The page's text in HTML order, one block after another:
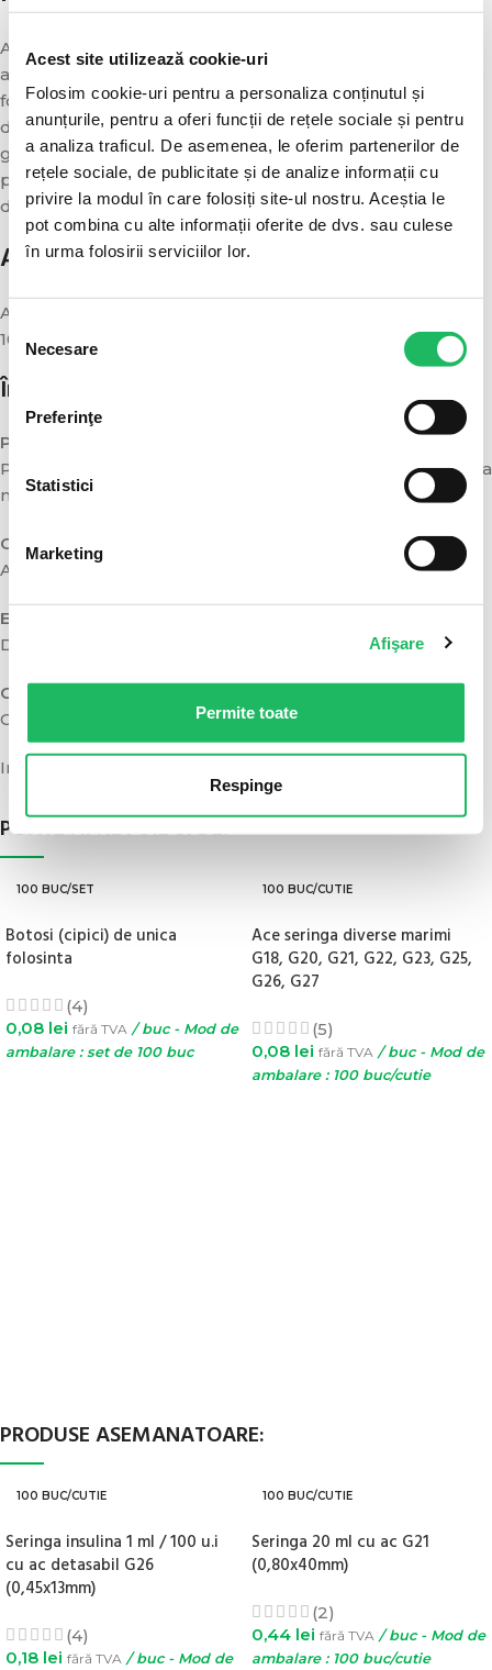
Acest site utilizează cookie-uri
Folosim cookie-uri pentru a personaliza conținutul și
anunțurile, pentru a oferi funcții de rețele sociale și pentru
a analiza traficul. De asemenea, le oferim partenerilor de
rețele sociale, de publicitate și de analize informații cu
privire la modul în care folosiți site-ul nostru. Aceștia le
pot combina cu alte informații oferite de dvs. sau culese
în urma folosirii serviciilor lor.
consimțământului
Necesare
Preferinţe
Statistici
Marketing
Afişare
Permite toate
Respinge
Alegerea dimensiunii depinde de volum, calea de
administrare și vâscozitatea lichidului. Această seringă se
folosește pentru majoritatea injecțiilor uzuale și
diluarea/dizolvarea medicamentelor injectabile. Scala
gradată clar permite dozaj exact. Corpul seringii este
prevazut cu un stopper ce nu permite iesirea pistonului
din seringa.
Ambalare și livrare
Ambalare: 100 buc/cutie. Cantitate minimă de comandă:
100 buc. Produs pe stoc, livrare rapidă în toată țara.
Întrebări frecvente
Pentru ce volum/ce injecții e potrivită?
Pentru majoritatea injecțiilor uzuale și diluarea/dizolvarea
medicamentelor injectabile.
Ce tip de ambou are?
Ambou luer slip (compatibil cu ace luer standard).
Este sterilă și de unică folosință?
Da, ambalată unitar steril.
Ce caracteristici are?
Gradat, Conexiune Luer Slip.
Importator: SC ALPHA NED 2000 EXIM SRL
POATE AI NEVOIE SI DE:
100 BUC/SET
Botosi (cipici) de unica
folosinta
(4)
0,08 lei fără TVA / buc - Mod de
ambalare : set de 100 buc
100 BUC/CUTIE
Ace seringa diverse marimi
G18, G20, G21, G22, G23, G25,
G26, G27
(5)
0,08 lei fără TVA / buc - Mod de
ambalare : 100 buc/cutie
PRODUSE ASEMANATOARE:
100 BUC/CUTIE
Seringa insulina 1 ml / 100 u.i
cu ac detasabil G26
(0,45x13mm)
(4)
0,18 lei fără TVA / buc - Mod de
100 BUC/CUTIE
Seringa 20 ml cu ac G21
(0,80x40mm)
(2)
0,44 lei fără TVA / buc - Mod de
ambalare : 100 buc/cutie